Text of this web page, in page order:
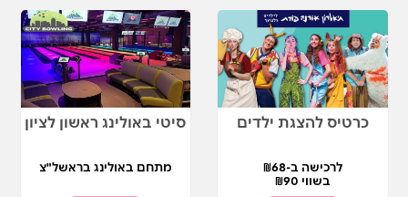
כרטיס להצגת ילדים
לרכישה ב-₪68
בשווי ₪90
סיטי באולינג ראשון לציון
מתחם באולינג בראשל"צ